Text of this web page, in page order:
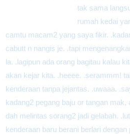
tak sama
rumah kedai
camtu macam2 yang saya fikir.
cabutt n nangis je. .tapi
la. .lagipun ada orang bagitau kalau
akan kejar kita. .heeee. .serammm!
kenderaan tanpa jejantas. .uwaaa.
kadang2 pegang baju or tangan
dah melintas sorang2 jadi gelabah.
kenderaan baru berani berlari